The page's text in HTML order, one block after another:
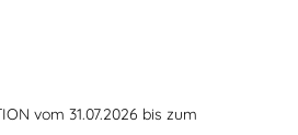
vom 31.07.2026 bis zum